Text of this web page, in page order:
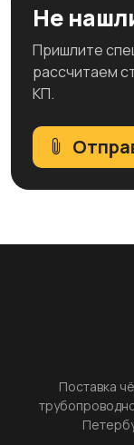
Не
Пришлите
рассчитаем
КП.
Поставка